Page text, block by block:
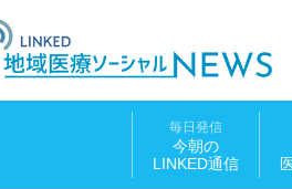
毎日発信
今朝の
LINKED通信